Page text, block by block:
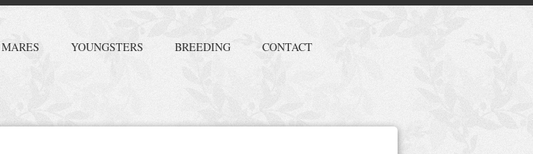
MARES YOUNGSTERS BREEDING CONTACT